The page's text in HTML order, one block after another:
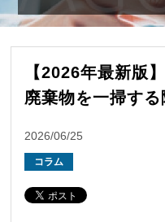
【2026年最新版
廃棄物を一掃す
2026/06/25
コラム